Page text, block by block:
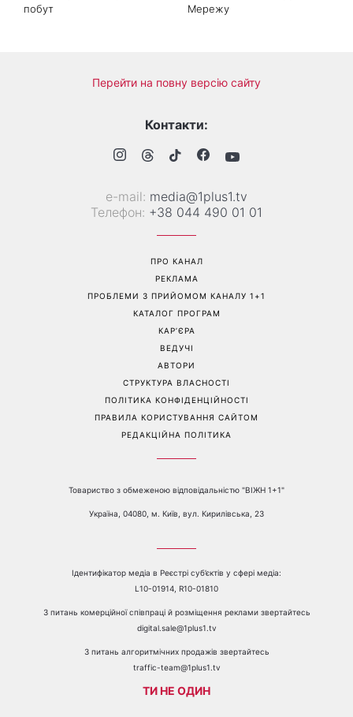
побут
Мережу
Перейти на повну версію сайту
Контакти:
е-mail: media@1plus1.tv
Телефон: +38 044 490 01 01
ПРО КАНАЛ
РЕКЛАМА
ПРОБЛЕМИ З ПРИЙОМОМ КАНАЛУ 1+1
КАТАЛОГ ПРОГРАМ
КАР’ЄРА
ВЕДУЧІ
АВТОРИ
СТРУКТУРА ВЛАСНОСТІ
ПОЛІТИКА КОНФІДЕНЦІЙНОСТІ
ПРАВИЛА КОРИСТУВАННЯ САЙТОМ
РЕДАКЦІЙНА ПОЛІТИКА
Товариство з обмеженою відповідальністю "ВІЖН 1+1"
Україна, 04080, м. Київ, вул. Кирилівська, 23
Ідентифікатор медіа в Реєстрі суб’єктів у сфері медіа:
L10-01914, R10-01810
З питань комерційної співпраці й розміщення реклами звертайтесь
digital.sale@1plus1.tv
З питань алгоритмічних продажів звертайтесь
traffic-team@1plus1.tv
ТИ НЕ ОДИН